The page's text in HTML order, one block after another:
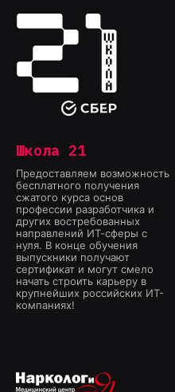
Школа 21
Предоставляем возможность
бесплатного получения
сжатого курса основ
профессии разработчика и
других востребованных
направлений ИТ-сферы с
нуля. В конце обучения
выпускники получают
сертификат и могут смело
начать строить карьеру в
крупнейших российских ИТ-
компаниях!